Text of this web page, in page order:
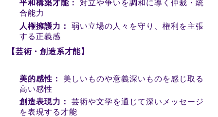
平和構築才能：
対立や争いを調和に導く仲裁・統
合能力
人権擁護力：
弱い立場の人々を守り、権利を主張
する正義感
【芸術・創造系才能】
美的感性：
美しいものや意義深いものを感じ取る
高い感性
創造表現力：
芸術や文学を通じて深いメッセージ
を表現する才能